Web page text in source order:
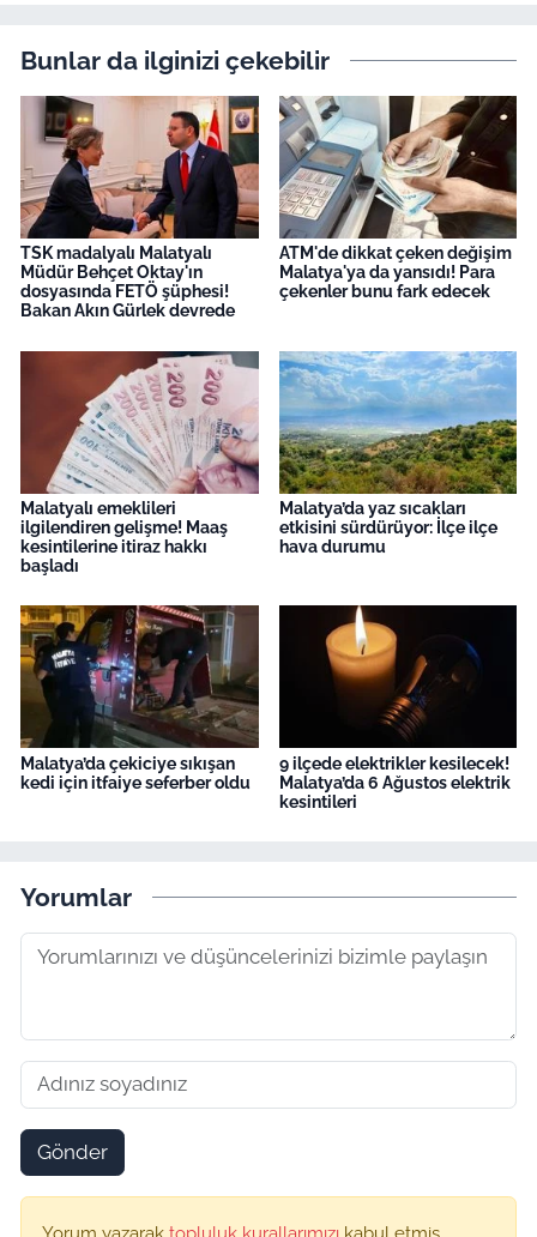
Bunlar da ilginizi çekebilir
TSK madalyalı Malatyalı
Müdür Behçet Oktay'ın
dosyasında FETÖ şüphesi!
Bakan Akın Gürlek devrede
ATM'de dikkat çeken değişim
Malatya'ya da yansıdı! Para
çekenler bunu fark edecek
Malatyalı emeklileri
ilgilendiren gelişme! Maaş
kesintilerine itiraz hakkı
başladı
Malatya’da yaz sıcakları
etkisini sürdürüyor: İlçe ilçe
hava durumu
Malatya’da çekiciye sıkışan
kedi için itfaiye seferber oldu
9 ilçede elektrikler kesilecek!
Malatya’da 6 Ağustos elektrik
kesintileri
Yorumlar
Gönder